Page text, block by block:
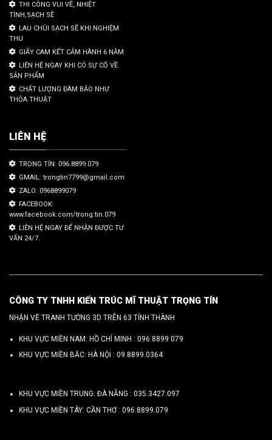
THI CÔNG VUI VẼ, NHIỆT
TÌNH,SẠCH SẼ
LAU CHÙI SẠCH SẼ KHI NGHIỆM
THU
GIẤY CAM KẾT CẢM HÀNH 6 NĂM
LIÊN HỆ NGAY KHI CÓ SỰ CỐ VỀ
SẢN PHẨM
CHẤT LƯỢNG ĐÀM BẢO NHƯ
THỎA THUẬT
LIÊN HỆ
TRỌNG TÍN: 096.8899.079
GMAIL: trongtin7799@gmail.com
ZALO: 0968899079
FACEBOOK:
www.facebook.com/trong.tin.079
LIÊN HỆ NGAY ĐỂ NHẬN ĐƯỢC TƯ
VẤN 24/7.
CÔNG TY TNHH KIẾN TRÚC MĨ THUẬT TRỌNG TÍN
NHẬN VẼ TRANH TƯỜNG 3D TRÊN 63 TỈNH THÀNH
KHU VỰC MIỀN NAM: HỒ CHÍ MINH : 096 8899 079
KHU VỰC MIỀN BẮC: HÀ NỘI : 09.8899.0364
KHU VỰC MIỀN TRUNG: ĐÀ NẴNG : 035.3427.097
KHU VỰC MIỀN TÂY: CẦN THƠ : 096.8899.079